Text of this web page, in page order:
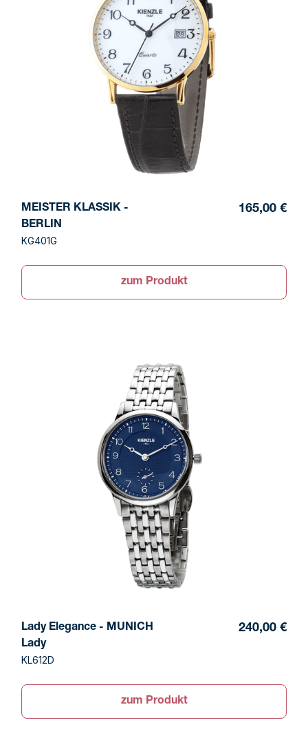
MEISTER KLASSIK -
BERLIN
KG401G
165,00 €
zum Produkt
Lady Elegance - MUNICH
Lady
KL612D
240,00 €
zum Produkt